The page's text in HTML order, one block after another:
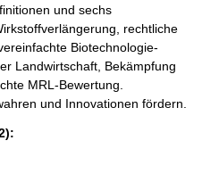
und sechs
rechtliche
Biotechnologie-
Landwirtschaft, Bekämpfung
MRL-Bewertung.
und Innovationen fördern.